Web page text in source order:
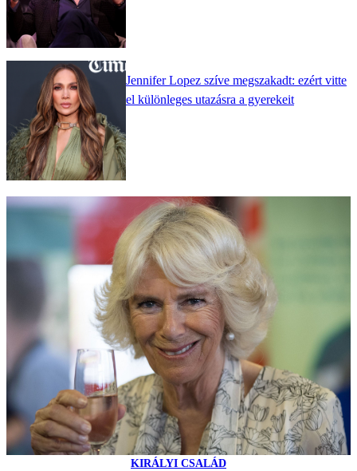
Jennifer Lopez szíve megszakadt: ezért vitte
el különleges utazásra a gyerekeit
KIRÁLYI CSALÁD